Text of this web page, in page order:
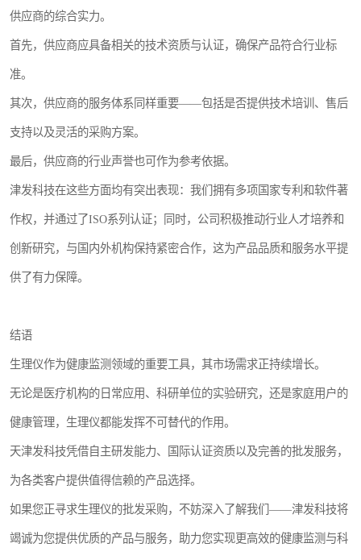
供应商的综合实力。
首先，供应商应具备相关的技术资质与认证，确保产品符合行业标
准。
其次，供应商的服务体系同样重要——包括是否提供技术培训、售后
支持以及灵活的采购方案。
最后，供应商的行业声誉也可作为参考依据。
津发科技在这些方面均有突出表现：我们拥有多项国家专利和软件著
作权，并通过了ISO系列认证；同时，公司积极推动行业人才培养和
创新研究，与国内外机构保持紧密合作，这为产品品质和服务水平提
供了有力保障。
结语
生理仪作为健康监测领域的重要工具，其市场需求正持续增长。
无论是医疗机构的日常应用、科研单位的实验研究，还是家庭用户的
健康管理，生理仪都能发挥不可替代的作用。
天津发科技凭借自主研发能力、国际认证资质以及完善的批发服务，
为各类客户提供值得信赖的产品选择。
如果您正寻求生理仪的批发采购，不妨深入了解我们——津发科技将
竭诚为您提供优质的产品与服务，助力您实现更高效的健康监测与科